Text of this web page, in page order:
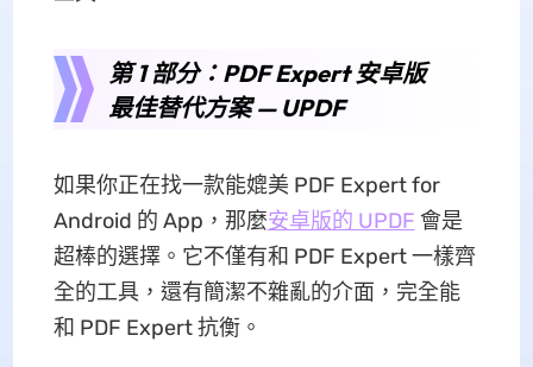
第 1 部分：PDF Expert 安卓版
最佳替代方案 — UPDF
如果你正在找一款能媲美 PDF Expert for
Android 的 App，那麼安卓版的 UPDF 會是
超棒的選擇。它不僅有和 PDF Expert 一樣齊
全的工具，還有簡潔不雜亂的介面，完全能
和 PDF Expert 抗衡。